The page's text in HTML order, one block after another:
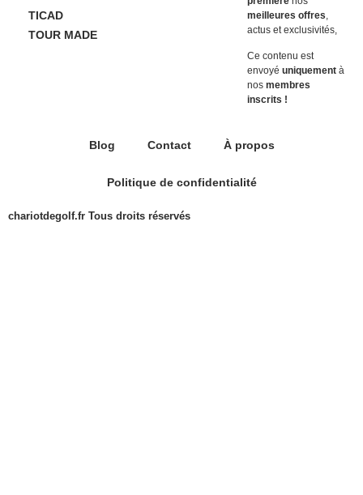
TICAD
TOUR MADE
meilleures offres
actus et exclusivités,
Ce contenu est
envoyéuniquement à
nosmembres
inscrits !
chariotdegolf.fr Tous droits réservés
Blog Contact À propos
Politique de confidentialité